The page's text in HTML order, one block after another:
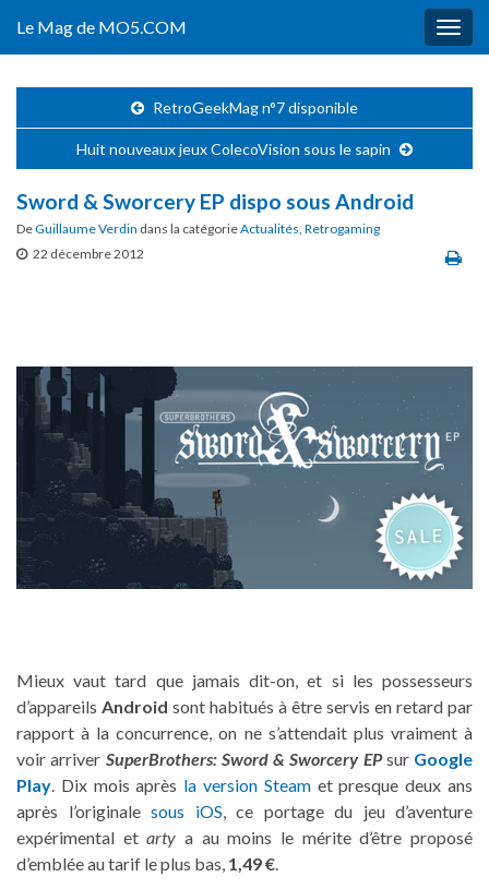
Le Mag de MO5.COM
RetroGeekMag n°7 disponible
Huit nouveaux jeux ColecoVision sous le sapin
Sword & Sworcery EP dispo sous Android
DeGuillaume Verdin dans la catégorieActualités, Retrogaming
22 décembre 2012
Mieux vaut tard que jamais dit-on, et si les possesseurs
d’appareils Android sont habitués à être servis en retard par
rapport à la concurrence, on ne s’attendait plus vraiment à
voir arriver SuperBrothers: Sword & Sworcery EPsur Google
Play. Dix mois après la version Steamet presque deux ans
après l’originale sous iOS, ce portage du jeu d’aventure
expérimental etarty a au moins le mérite d’être proposé
d’emblée au tarif le plus bas, 1,49 €.